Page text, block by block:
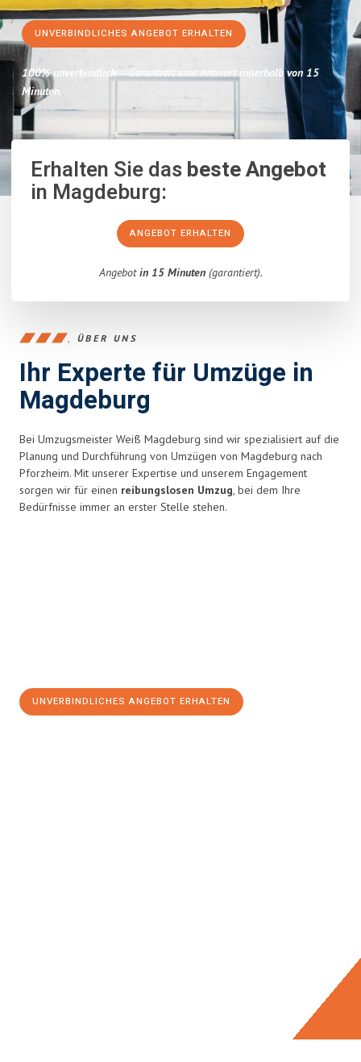
UNVERBINDLICHES ANGEBOT ERHALTEN
100% unverbindlich– Garantiert eine Antwortinnerhalb von 15
Minuten.
Erhalten Sie dasbeste Angebot
in Magdeburg:
ANGEBOT ERHALTEN
Angebotin 15 Minuten(garantiert).
ÜBER UNS
Ihr Experte für Umzüge in
Magdeburg
Bei Umzugsmeister Weiß Magdeburg sind wir spezialisiert auf die
Planung und Durchführung von Umzügen von Magdeburg nach
Pforzheim. Mit unserer Expertise und unserem Engagement
sorgen wir für einen reibungslosen Umzug, bei dem Ihre
Bedürfnisse immer an erster Stelle stehen.
UNVERBINDLICHES ANGEBOT ERHALTEN